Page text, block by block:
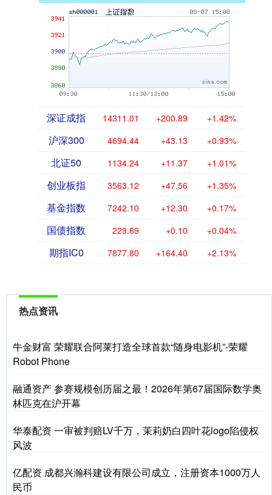
深证成指 14311.01 +200.89 +1.42%
沪深300 4694.44 +43.13 +0.93%
北证50 1134.24 +11.37 +1.01%
创业板指 3563.12 +47.56 +1.35%
基金指数 7242.10 +12.30 +0.17%
国债指数 229.69 +0.10 +0.04%
期指IC0 7877.80 +164.40 +2.13%
热点资讯
牛金财富 荣耀联合阿莱打造全球首款“随身电影机”-荣耀
Robot Phone
融通资产 参赛规模创历届之最！2026年第67届国际数学奥
林匹克在沪开幕
华泰配资 一审被判赔LV千万，茉莉奶白四叶花logo陷侵权
风波
亿配资 成都兴瀚科建设有限公司成立，注册资本1000万人
民币